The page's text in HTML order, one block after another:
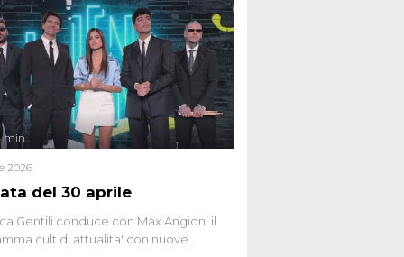
dei sospetti globali e del
che negli ultimi anni hanno
network, talk show, piazze digitali
collettivo.
del 30 aprile
min
2026
Gentili conduce con Max Angioni il
cult di attualita' con nuove